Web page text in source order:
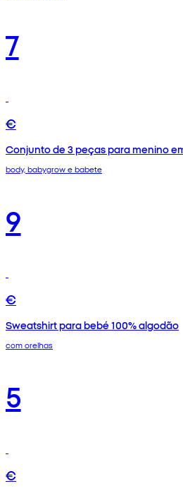
7
€
Conjunto de 3 peças para menino
body, babygrow e babete
9
€
Sweatshirt para bebé 100% algodão
com orelhas
5
€